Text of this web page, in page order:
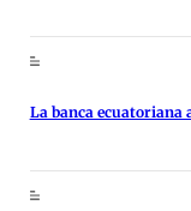
La banca ecuatoriana